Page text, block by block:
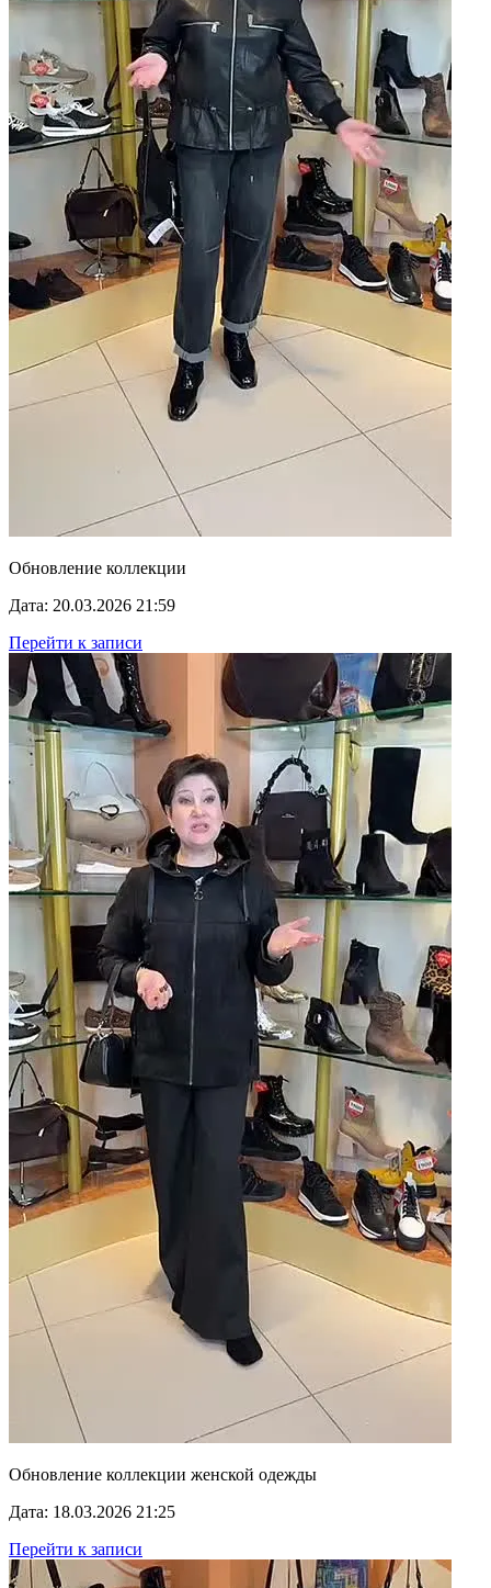
Обновление коллекции
Дата: 20.03.2026 21:59
Перейти к записи
Обновление коллекции женской одежды
Дата: 18.03.2026 21:25
Перейти к записи